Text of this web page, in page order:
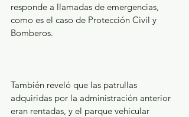
responde a llamadas de emergencias,
como es el caso de Protección Civil y
Bomberos.
También reveló que las patrullas
adquiridas por la administración anterior
eran rentadas, y el parque vehicular